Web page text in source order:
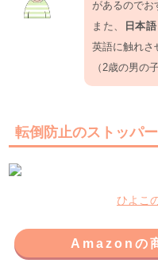
があるのでお
また、
日本
英語に触れさ
（2歳の男の
転倒防止のストッパー
ひよこ
Amazonの